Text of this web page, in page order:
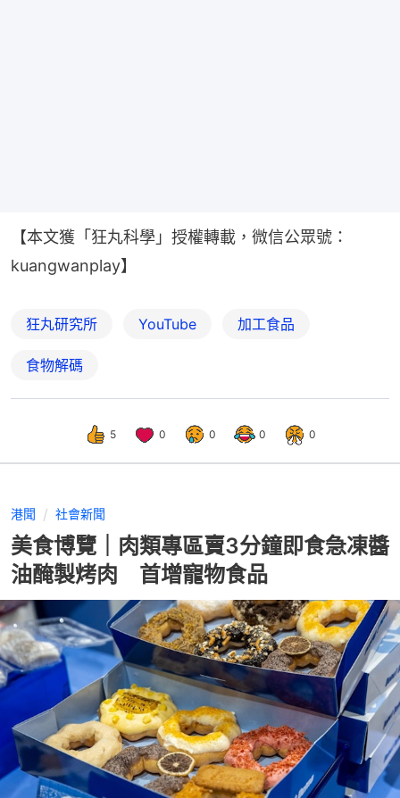
【本文獲「狂丸科學」授權轉載，微信公眾號：
kuangwanplay】
狂丸研究所 YouTube 加工食品
食物解碼
5 0 0 0 0
港聞 社會新聞
美食博覽｜肉類專區賣3分鐘即食急凍醬
油醃製烤肉 首增寵物食品